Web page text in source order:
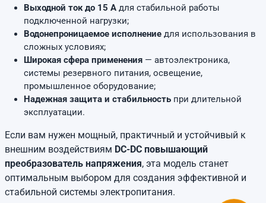
Выходной ток до 15 А для стабильной работы
подключенной нагрузки;
Водонепроницаемое исполнение для использования в
сложных условиях;
Широкая сфера применения — автоэлектроника,
системы резервного питания, освещение,
промышленное оборудование;
Надежная защита и стабильность при длительной
эксплуатации.
Если вам нужен мощный, практичный и устойчивый к
внешним воздействиям DC-DC повышающий
преобразователь напряжения, эта модель станет
оптимальным выбором для создания эффективной и
стабильной системы электропитания.